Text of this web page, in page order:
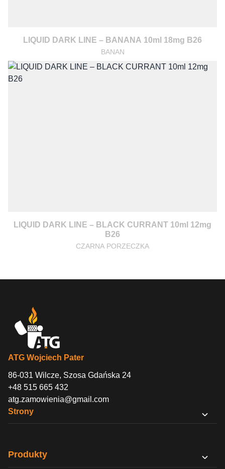
LIQUID DARK LINE – BANANA 10ml 18mg B26
BANAN
LIQUID DARK LINE – BLACK CURRANT 10ml 12mg
B26
CZARNA PORZECZKA
ATG Wojciech Pater
86-031 Wilcze, Szosa Gdańska 24
+48 515 665 432
atg.zamowienia@gmail.com
Strony
Produkty